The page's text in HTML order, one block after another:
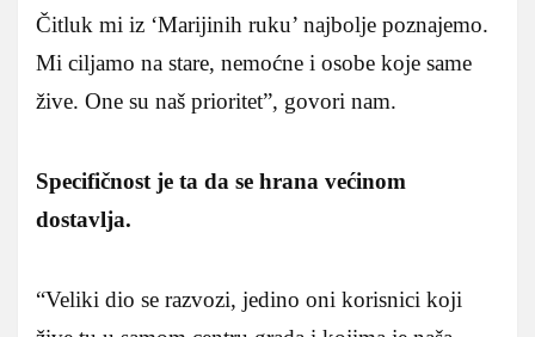
Čitluk mi iz ‘Marijinih ruku’ najbolje poznajemo.
Mi ciljamo na stare, nemoćne i osobe koje same
žive. One su naš prioritet”, govori nam.
Specifičnost je ta da se hrana većinom
dostavlja.
“Veliki dio se razvozi, jedino oni korisnici koji